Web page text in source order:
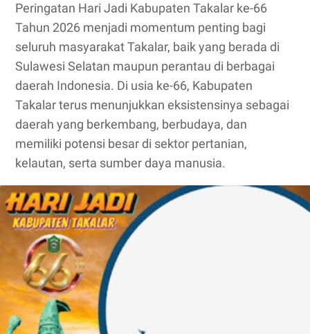
Peringatan Hari Jadi Kabupaten Takalar ke-66
Tahun 2026 menjadi momentum penting bagi
seluruh masyarakat Takalar, baik yang berada di
Sulawesi Selatan maupun perantau di berbagai
daerah Indonesia. Di usia ke-66, Kabupaten
Takalar terus menunjukkan eksistensinya sebagai
daerah yang berkembang, berbudaya, dan
memiliki potensi besar di sektor pertanian,
kelautan, serta sumber daya manusia.